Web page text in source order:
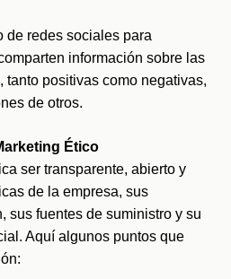
de redes sociales para
información sobre las
tanto positivas como negativas,
de otros.
Ético
ser transparente, abierto y
de la empresa, sus
sus fuentes de suministro y su
Aquí algunos puntos que